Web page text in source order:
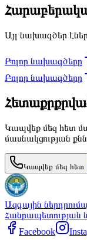
Այլ նախագծեր
Բոլոր նախագծերը
Բոլոր նախագծերը
Կապվեք մեզ հետ
մասնակցության
Կապվեք մեզ հետ
Ազգային
Հանրապետության
Facebook